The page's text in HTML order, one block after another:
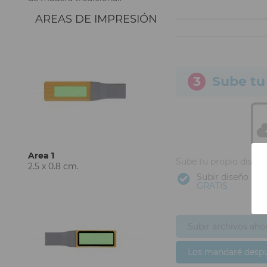
AREAS DE IMPRESIÓN
Area 1
2.5 x 0.8 cm.
3 Sube
Sube tu propio
Subir diseño
GRATIS
Subir archivos
Los mandaré